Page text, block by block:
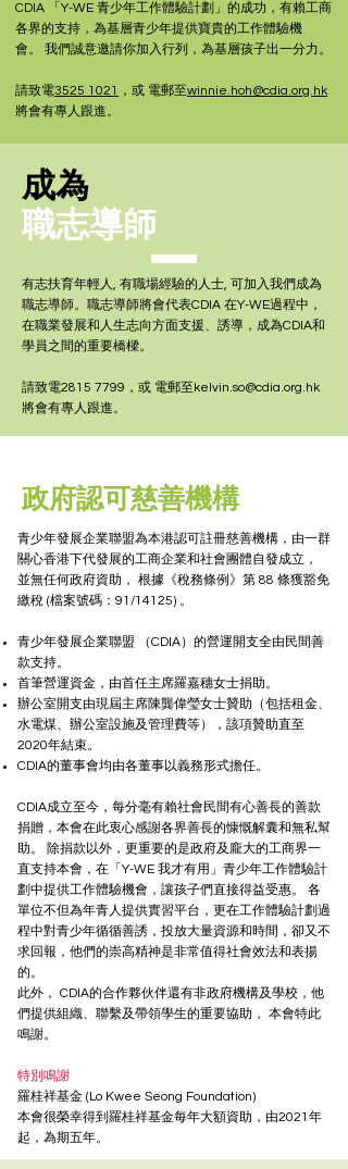
CDIA 「Y-WE 青少年工作體驗計劃」的成功，有賴工商
各界的支持，為基層青少年提供寶貴的工作體驗機
會。 我們誠意邀請你加入行列，為基層孩子出一分力。
請致電3525 1021 ，或 電郵至winnie.hoh@cdia.org.hk
將會有專人跟進。
成為
職志導師
有志扶育年輕人, 有職場經驗的人士, 可加入我們成為
職志導師。職志導師將會代表CDIA 在Y-WE過程中，
在職業發展和人生志向方面支援、誘導，成為CDIA和
學員之間的重要橋樑。
請致電2815 7799，或 電郵至kelvin.so@cdia.org.hk
將會有專人跟進。
政府認可慈善機構
青少年發展企業聯盟為本港認可註冊慈善機構，由一群
關心香港下代發展的工商企業和社會團體自發成立，
並無任何政府資助， 根據《稅務條例》第 88 條獲豁免
繳稅 (檔案號碼：91/14125) 。
青少年發展企業聯盟 （CDIA）的營運開支全由民間善
款支持。
首筆營運資金，由首任主席羅嘉穗女士捐助。
辦公室開支由現屆主席陳龔偉瑩女士贊助（包括租金、
水電煤、辦公室設施及管理費等），該項贊助直至
2020年結束。
CDIA的董事會均由各董事以義務形式擔任。
CDIA成立至今，每分毫有賴社會民間有心善長的善款
捐贈，本會在此衷心感謝各界善長的慷慨解囊和無私幫
助。 除捐款以外，更重要的是政府及龐大的工商界一
直支持本會，在「Y-WE 我才有用」青少年工作體驗計
劃中提供工作體驗機會，讓孩子們直接得益受惠。 各
單位不但為年青人提供實習平台，更在工作體驗計劃過
程中對青少年循循善誘，投放大量資源和時間，卻又不
求回報，他們的崇高精神是非常值得社會效法和表揚
的。
此外， CDIA的合作夥伙伴還有非政府機構及學校，他
們提供組織、聯繫及帶領學生的重要協助， 本會特此
鳴謝。
特別鳴謝
羅桂祥基金 (Lo Kwee Seong Foundation)
本會很榮幸得到羅桂祥基金每年大額資助，由2021年
起，為期五年。